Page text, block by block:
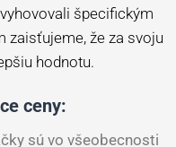
špecifickým
zaisťujeme, že za svoju
hodnotu.
ceny:
sú vo všeobecnosti